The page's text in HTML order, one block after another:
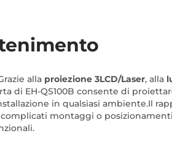
alla proiezione 3LCD/Laser, alla
di EH-QS100B consente di
in qualsiasi ambiente.Il
montaggi o